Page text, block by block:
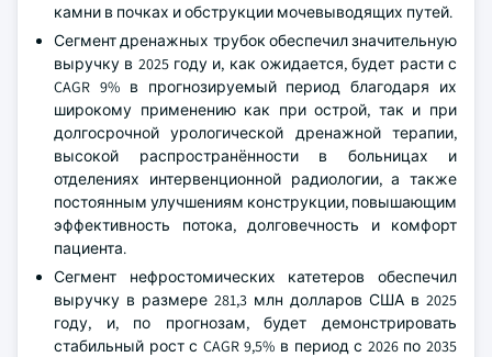
камни в почках и обструкции мочевыводящих путей.
Сегмент дренажных трубок обеспечил значительную
выручку в 2025 году и, как ожидается, будет расти с
CAGR 9% в прогнозируемый период благодаря их
широкому применению как при острой, так и при
долгосрочной урологической дренажной терапии,
высокой распространённости в больницах и
отделениях интервенционной радиологии, а также
постоянным улучшениям конструкции, повышающим
эффективность потока, долговечность и комфорт
пациента.
Сегмент нефростомических катетеров обеспечил
выручку в размере 281,3 млн долларов США в 2025
году, и, по прогнозам, будет демонстрировать
стабильный рост с CAGR 9,5% в период с 2026 по 2035